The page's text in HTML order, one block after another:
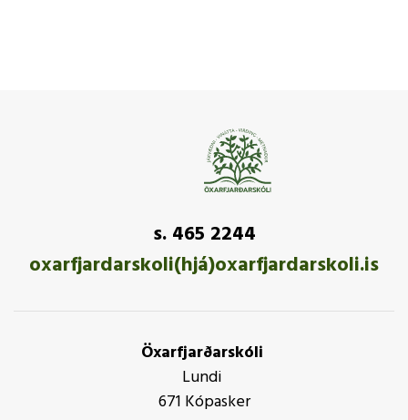
s. 465 2244
oxarfjardarskoli(hjá)oxarfjardarskoli.is
Öxarfjarðarskóli
Lundi
671 Kópasker